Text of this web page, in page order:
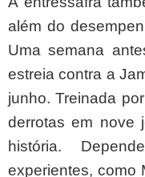
além do
Uma semana
estreia contra a
junho. Treinada
derrotas em nove
história.
experientes, como